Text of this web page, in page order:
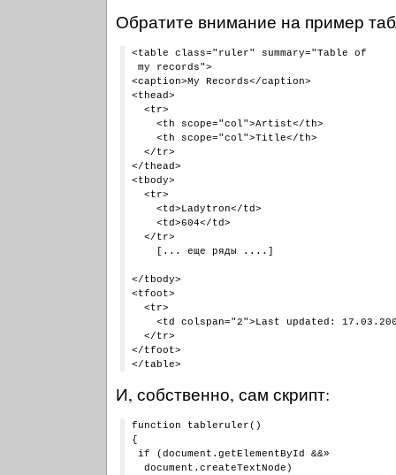
Обратите внимание на пример
<table class="ruler" summary="Table of
my records">
<caption>My Records</caption>
<thead>
  <tr>
    <th scope="col">Artist</th>
    <th scope="col">Title</th>
  </tr>
</thead>
<tbody>
  <tr>
    <td>Ladytron</td>
    <td>604</td>
  </tr>
    [... еще ряды ....]
</tbody>
<tfoot>
  <tr>
<td colspan="2">Last updated:
  </tr>
</tfoot>
И, собственно, сам скрипт:
function tableruler()
{
if (document.getElementById &&»
  document.createTextNode)